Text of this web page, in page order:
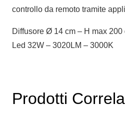
controllo da remoto tramite
Diffusore Ø 14 cm – H max 200
Led 32W – 3020LM – 3000K
Prodotti